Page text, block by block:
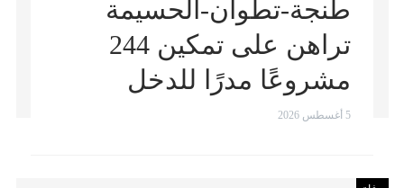
طنجة-تطوان-الحسيمة
تراهن على تمكين 244
مشروعًا مدرًا للدخل
5 أغسطس 2026